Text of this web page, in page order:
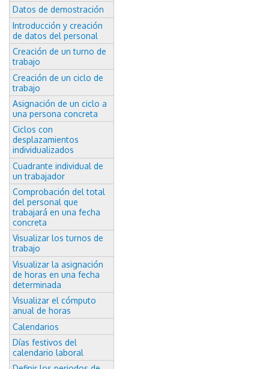
Datos de demostración
Introducción y creación
de datos del personal
Creación de un turno de
trabajo
Creación de un ciclo de
trabajo
Asignación de un ciclo a
una persona concreta
Ciclos con
desplazamientos
individualizados
Cuadrante individual de
un trabajador
Comprobación del total
del personal que
trabajará en una fecha
concreta
Visualizar los turnos de
trabajo
Visualizar la asignación
de horas en una fecha
determinada
Visualizar el cómputo
anual de horas
Calendarios
Días festivos del
calendario laboral